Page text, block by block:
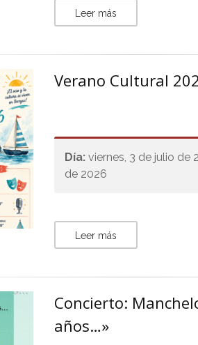
Leer más
Verano Cultural
Día:viernes, 3 de julio de
de 2026
Leer más
Concierto:
años…»